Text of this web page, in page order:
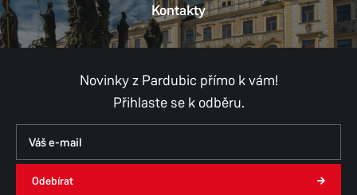
Kontakty
Novinky z Pardubic přímo k vám!
Přihlaste se k odběru.
Odebírat